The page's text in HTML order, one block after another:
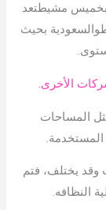
بخميس مشيطتعد
بحيث
الأخرى.
المساحات
وقد يختلف، فتم
النظافه.